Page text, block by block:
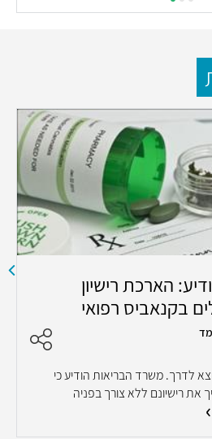
הארכת רישיון
בקנאביס רפואי
לדרך. משרד הבריאות הודיע כי
את רישיונם ללא צורך בפניה